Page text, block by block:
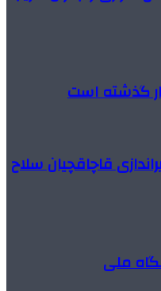
گذشته است
قاچاقچیان سلاح
نگاه ملی